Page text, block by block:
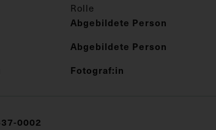
Rolle
Abgebildete Person
Abgebildete Person
Fotograf:in
0002